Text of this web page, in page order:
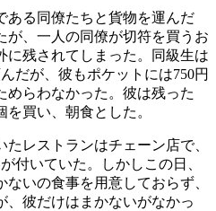
ある同僚たちと貨物を運んだ
が、一人の同僚が切符を買うお
に残されてしまった。同級生は
だが、彼もポケットには750円
めらわなかった。彼は残った
買い、朝食とした。
レストランはチェーン店で、
付いていた。しかしこの日、
いの食事を用意しておらず、
、彼だけはまかないがなかっ